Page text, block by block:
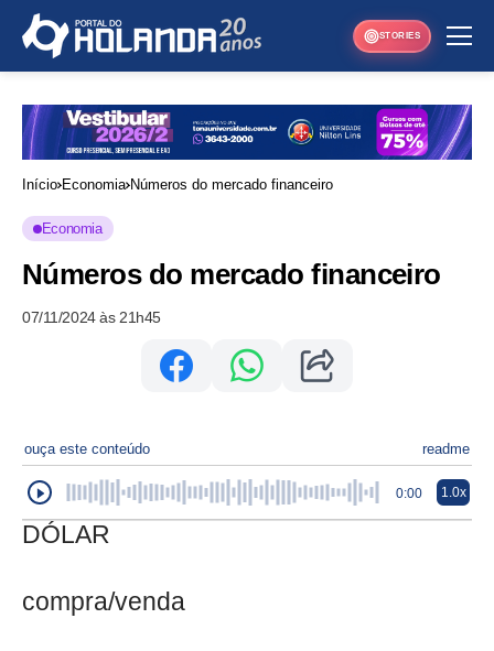
STORIES
Início Economia Números do mercado financeiro
Economia
Números do mercado financeiro
07/11/2024 às 21h45
ouça este conteúdo readme
0:00 1.0x
DÓLAR
compra/venda